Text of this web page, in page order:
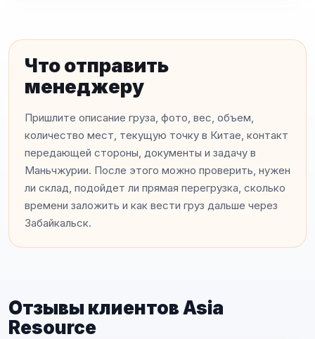
Что отправить
менеджеру
Пришлите описание груза, фото, вес, объем,
количество мест, текущую точку в Китае, контакт
передающей стороны, документы и задачу в
Маньчжурии. После этого можно проверить, нужен
ли склад, подойдет ли прямая перегрузка, сколько
времени заложить и как вести груз дальше через
Забайкальск.
Отзывы клиентов Asia
Resource